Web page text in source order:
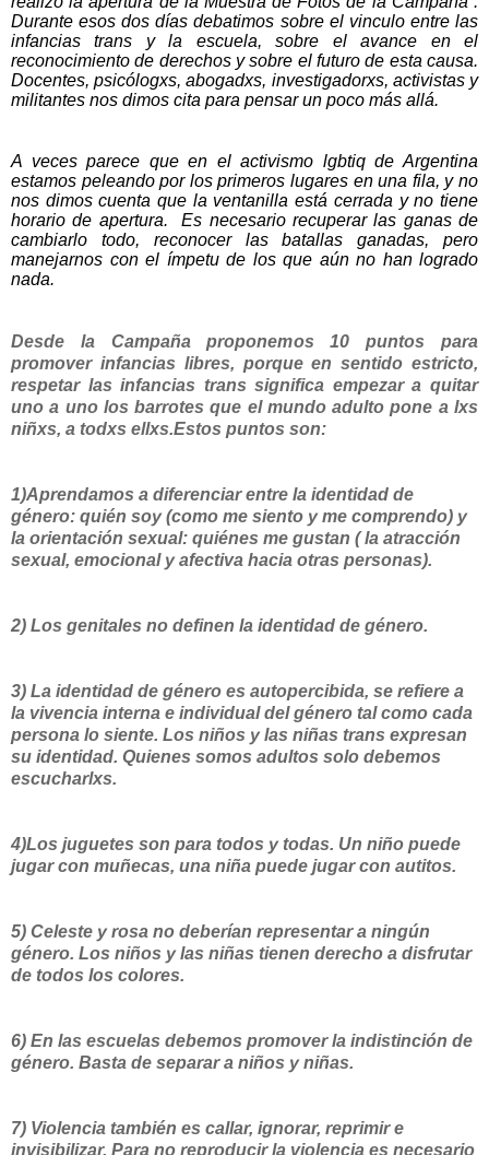
Durante esos dos días debatimos sobre el vinculo entre las
infancias trans y la escuela, sobre el avance en el
reconocimiento de derechos y sobre el futuro de esta causa.
Docentes, psicólogxs, abogadxs, investigadorxs, activistas y
militantes nos dimos cita para pensar un poco más allá.
A veces parece que en el activismo lgbtiq de Argentina
estamos peleando por los primeros lugares en una fila, y no
nos dimos cuenta que la ventanilla está cerrada y no tiene
horario de apertura.
Es necesario recuperar las ganas de
cambiarlo todo, reconocer las batallas ganadas, pero
manejarnos con el ímpetu de los que aún no han logrado
nada.
Desde la Campaña proponemos 10 puntos para
promover infancias libres, porque en sentido estricto,
respetar las infancias trans significa empezar a quitar
uno a uno los barrotes que el mundo adulto pone a lxs
niñxs, a todxs ellxs.Estos puntos son:
1)Aprendamos a diferenciar entre la identidad de
género: quién soy (como me siento y me comprendo) y
la orientación sexual: quiénes me gustan ( la atracción
sexual, emocional y afectiva hacia otras personas).
2) Los genitales no definen la identidad de género.
3) La identidad de género es autopercibida, se refiere a
la vivencia interna e individual del género tal como cada
persona lo siente. Los niños y las niñas trans expresan
su identidad. Quienes somos adultos solo debemos
escucharlxs.
4)Los juguetes son para todos y todas. Un niño puede
jugar con muñecas, una niña puede jugar con autitos.
5) Celeste y rosa no deberían representar a ningún
género. Los niños y las niñas tienen derecho a disfrutar
de todos los colores.
6) En las escuelas debemos promover la indistinción de
género. Basta de separar a niños y niñas.
7) Violencia también es callar, ignorar, reprimir e
invisibilizar. Para no reproducir la violencia es necesario